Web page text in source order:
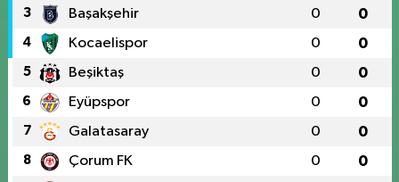
3 Başakşehir 0 0
4 Kocaelispor 0 0
5 Beşiktaş 0 0
6 Eyüpspor 0 0
7 Galatasaray 0 0
8 Çorum FK 0 0